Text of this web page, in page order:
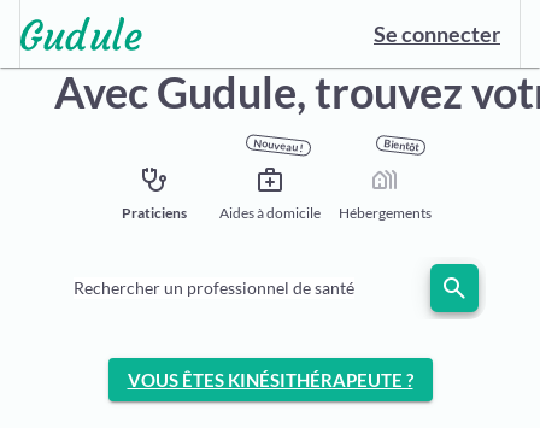
Se connecter
Avec Gudule,trouvez
stethoscope
Praticiens
Nouveau !
medical_services
Aides à domicile
Bientôt
holiday_village
Hébergements
Rechercher un professionnel de santé search
VOUS ÊTES KINÉSITHÉRAPEUTE ?